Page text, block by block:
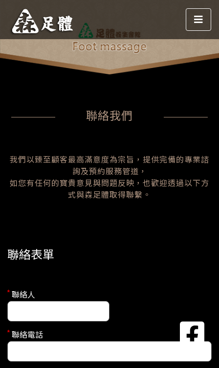
聯絡我們
我們以臻至顧客最高滿意度為宗旨，提供完備的專業諮
詢及預約服務管道，
如您有任何的寶貴意見與問題反映，也歡迎透過以下方
式與森足體取得聯繫。
聯絡表單
* 聯絡人
* 聯絡電話